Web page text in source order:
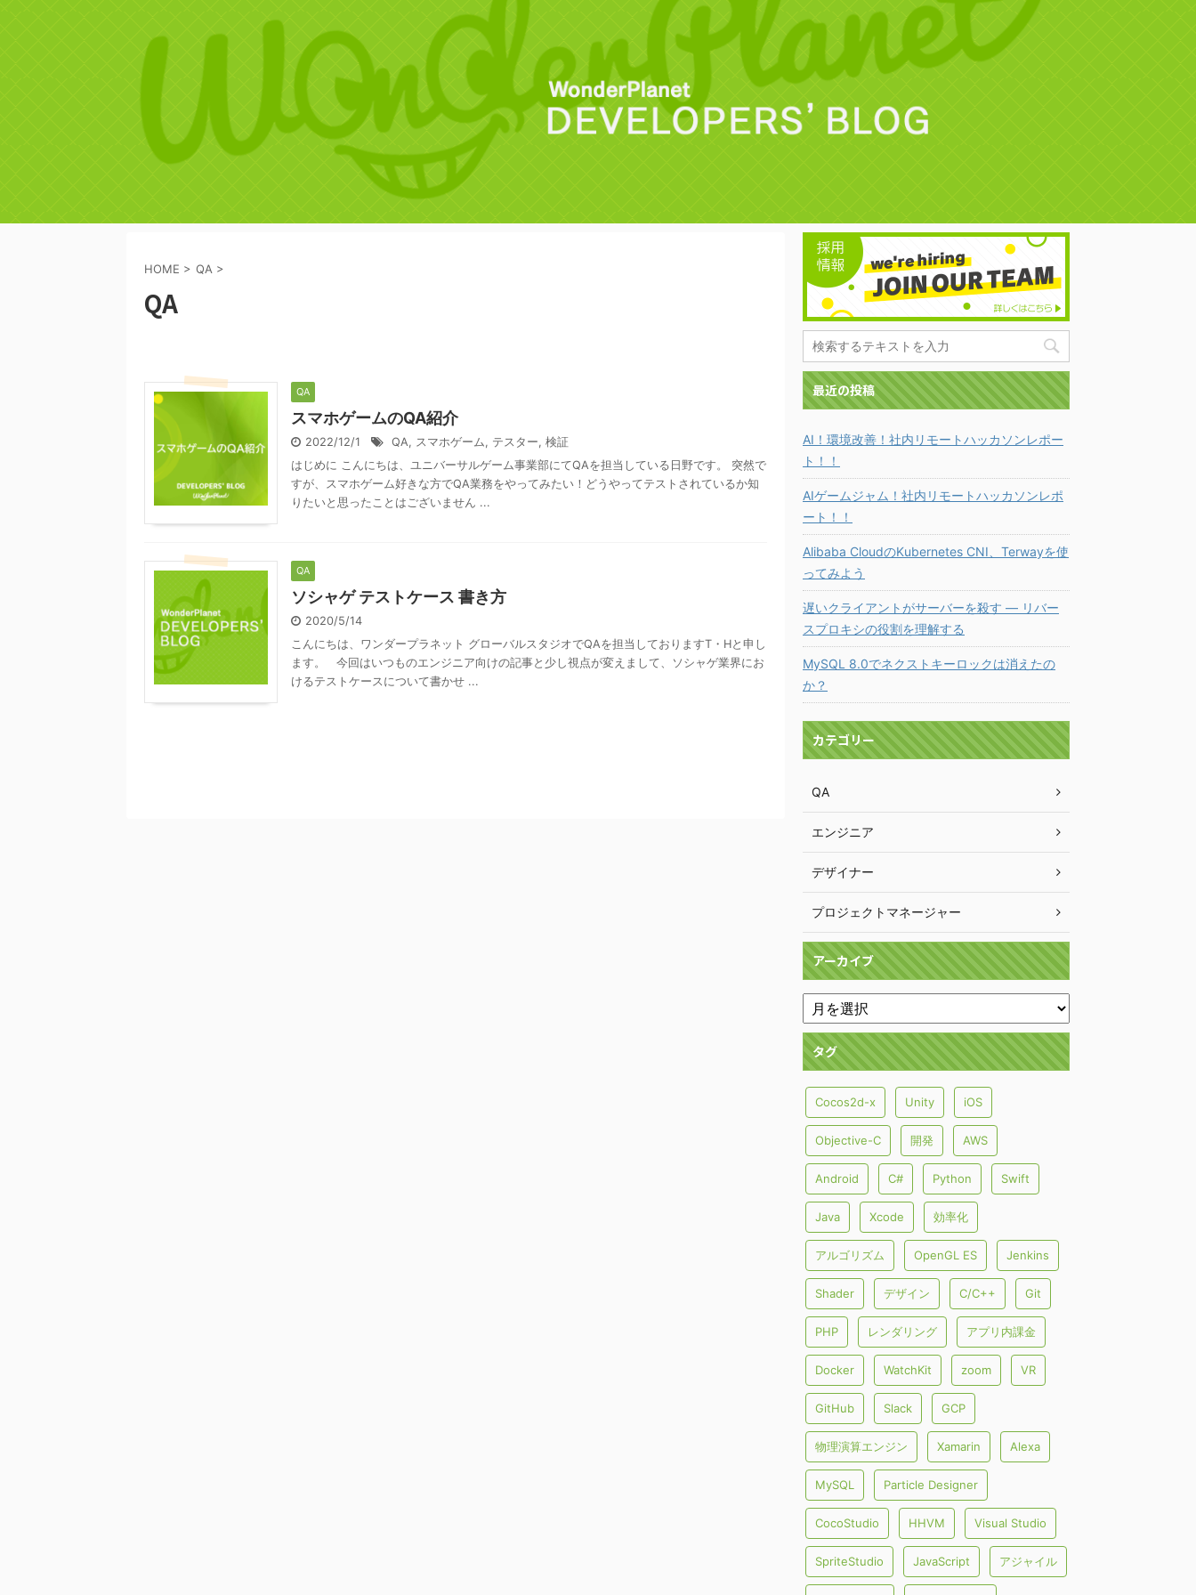
HOME > QA >
QA
QA
スマホゲームのQA紹介
2022/12/1 QA, スマホゲーム , テスター, 検証
はじめに こんにちは、ユニバーサルゲーム事業部にてQAを担当している日野です。 突然で
すが、スマホゲーム好きな方でQA業務をやってみたい！どうやってテストされているか知
りたいと思ったことはございません ...
QA
ソシャゲ テストケース 書き方
2020/5/14
こんにちは、ワンダープラネット グローバルスタジオでQAを担当しておりますT・Hと申し
ます。 今回はいつものエンジニア向けの記事と少し視点が変えまして、ソシャゲ業界にお
けるテストケースについて書かせ ...
最近の投稿
AI！環境改善！社内リモートハッカソンレポー
ト！！
AIゲームジャム！社内リモートハッカソンレポ
ート！！
Alibaba CloudのKubernetes CNI、Terwayを使
ってみよう
遅いクライアントがサーバーを殺す ― リバー
スプロキシの役割を理解する
MySQL 8.0でネクストキーロックは消えたの
か？
カテゴリー
QA
エンジニア
デザイナー
プロジェクトマネージャー
アーカイブ
タグ
Cocos2d-x Unity iOS
Objective-C 開発 AWS
Android C# Python Swift
Java Xcode 効率化
アルゴリズム OpenGL ES Jenkins
Shader デザイン C/C++ Git
PHP レンダリング アプリ内課金
Docker WatchKit zoom VR
GitHub Slack GCP
物理演算エンジン Xamarin Alexa
MySQL Particle Designer
CocoStudio HHVM Visual Studio
SpriteStudio JavaScript アジャイル